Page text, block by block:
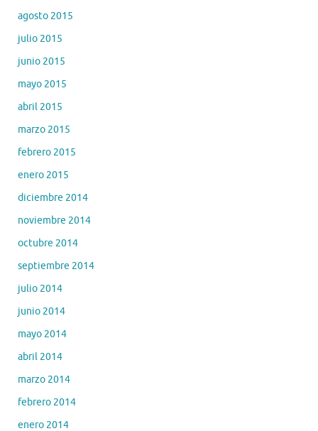
agosto 2015
julio 2015
junio 2015
mayo 2015
abril 2015
marzo 2015
febrero 2015
enero 2015
diciembre 2014
noviembre 2014
octubre 2014
septiembre 2014
julio 2014
junio 2014
mayo 2014
abril 2014
marzo 2014
febrero 2014
enero 2014